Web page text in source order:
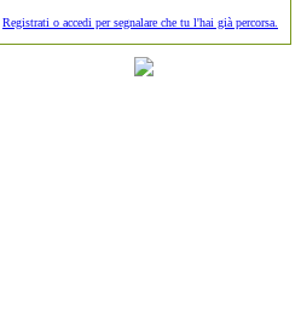
Registrati o accedi per segnalare che tu l'hai già percorsa.